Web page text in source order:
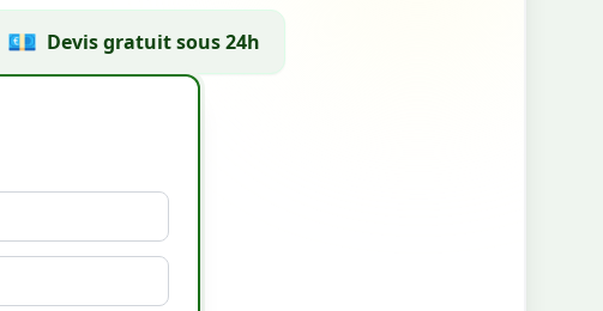
💶 Devis gratuit sous 24h